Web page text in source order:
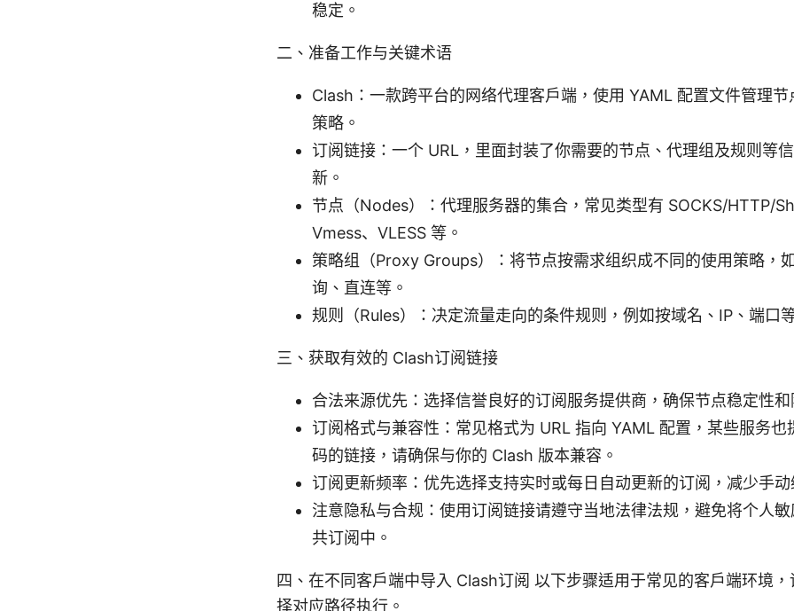
稳定。
二、准备工作与关键术语
Clash：一款跨平台的网络代理客户端，使用 YAML 配置文件管理节
策略。
订阅链接：一个 URL，里面封装了你需要的节点、代理组及规则等
新。
节点（Nodes）：代理服务器的集合，常见类型有 SOCKS/HTTP/
Vmess、VLESS 等。
策略组（Proxy Groups）：将节点按需求组织成不同的使用策略，
询、直连等。
规则（Rules）：决定流量走向的条件规则，例如按域名、IP、端口
三、获取有效的 Clash订阅链接
合法来源优先：选择信誉良好的订阅服务提供商，确保节点稳定性和
订阅格式与兼容性：常见格式为 URL 指向 YAML 配置，某些服务
码的链接，请确保与你的 Clash 版本兼容。
订阅更新频率：优先选择支持实时或每日自动更新的订阅，减少手动
注意隐私与合规：使用订阅链接请遵守当地法律法规，避免将个人
共订阅中。
四、在不同客户端中导入 Clash订阅 以下步骤适用于常见的客户端环境
择对应路径执行。